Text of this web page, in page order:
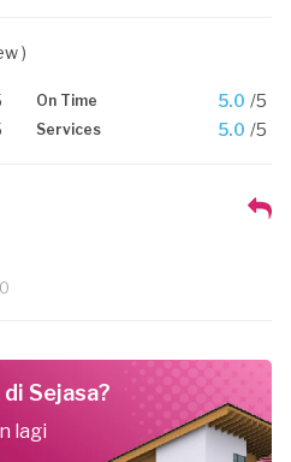
)
On Time 5.0 /5
Services 5.0 /5
0
Sejasa?
lagi